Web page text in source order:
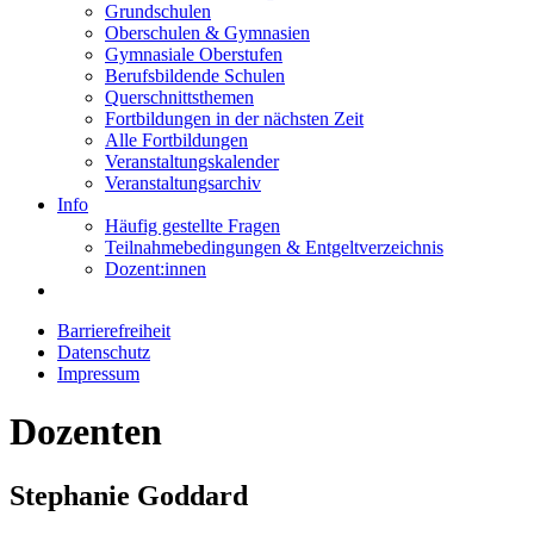
Grundschulen
Oberschulen & Gymnasien
Gymnasiale Oberstufen
Berufsbildende Schulen
Querschnittsthemen
Fortbildungen in der nächsten Zeit
Alle Fortbildungen
Veranstaltungskalender
Veranstaltungsarchiv
Info
Häufig gestellte Fragen
Teilnahmebedingungen & Entgeltverzeichnis
Dozent:innen
Barrierefreiheit
Datenschutz
Impressum
Dozenten
Stephanie Goddard